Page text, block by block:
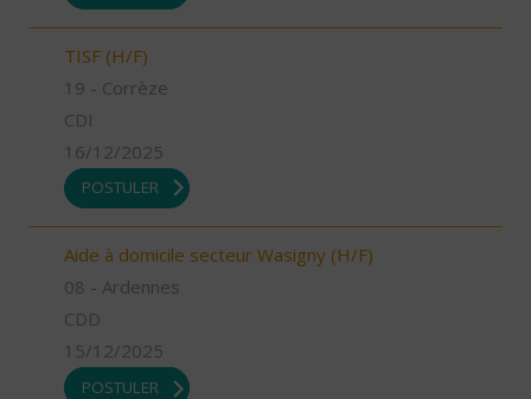
TISF (H/F)
19 - Corrèze
CDI
16/12/2025
POSTULER
Aide à domicile secteur Wasigny (H/F)
08 - Ardennes
CDD
15/12/2025
POSTULER